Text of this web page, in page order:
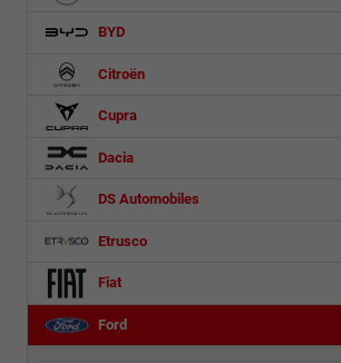
BYD
Citroën
Cupra
Dacia
DS Automobiles
Etrusco
Fiat
Ford